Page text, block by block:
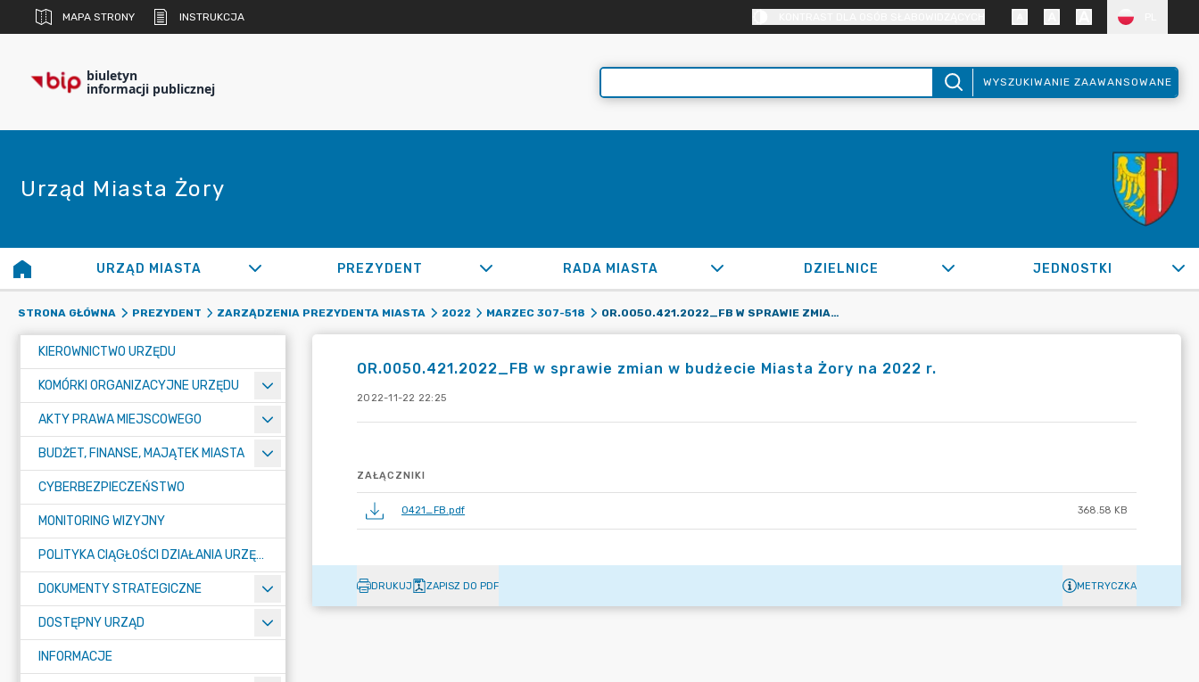
MAPA STRONY INSTRUKCJA
biuletyn
informacji publicznej WYSZUKIWANIE ZAAWANSOWANE
Urząd Miasta Żory
URZĄD MIASTA PREZYDENT RADA MIASTA DZIELNICE JEDNOSTKI
STRONA GŁÓWNA PREZYDENT ZARZĄDZENIA PREZYDENTA MIASTA 2022 MARZEC 307-518 OR.0050.421.2022_FB W SPRAWIE ZMIAN W BUDŻECIE MIASTA ŻORY NA 2022 R.
KIEROWNICTWO URZĘDU
KOMÓRKI ORGANIZACYJNE URZĘDU
AKTY PRAWA MIEJSCOWEGO
BUDŻET, FINANSE, MAJĄTEK MIASTA
CYBERBEZPIECZEŃSTWO
MONITORING WIZYJNY
POLITYKA CIĄGŁOŚCI DZIAŁANIA URZĘDU MIASTA ŻORY
DOKUMENTY STRATEGICZNE
DOSTĘPNY URZĄD
INFORMACJE
OR.0050.421.2022_FB w sprawie zmian w budżecie Miasta Żory na 2022 r.
2022-11-22 22:25
ZAŁĄCZNIKI
0421_FB.pdf 368.58 KB
DRUKUJ ZAPISZ DO PDF METRYCZKA